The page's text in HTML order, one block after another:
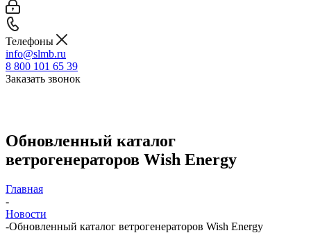
Телефоны
info@slmb.ru
8 800 101 65 39
Заказать звонок
Обновленный каталог
ветрогенераторов Wish Energy
Главная
-
Новости
-Обновленный каталог ветрогенераторов Wish Energy